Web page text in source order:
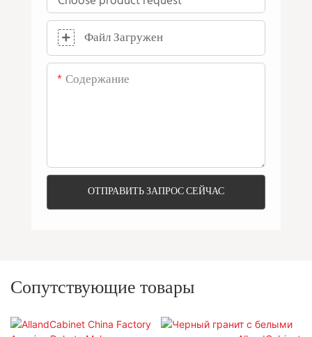
Файл Загружен
Содержание
ОТПРАВИТЬ ЗАПРОС СЕЙЧАС
Сопутствующие товары